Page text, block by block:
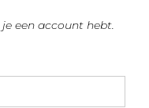
een account hebt.